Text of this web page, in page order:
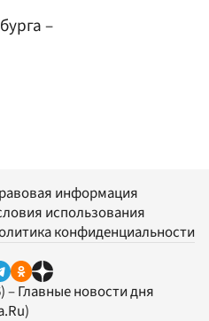
–
информация
использования
конфиденциальности
– Главные новости дня